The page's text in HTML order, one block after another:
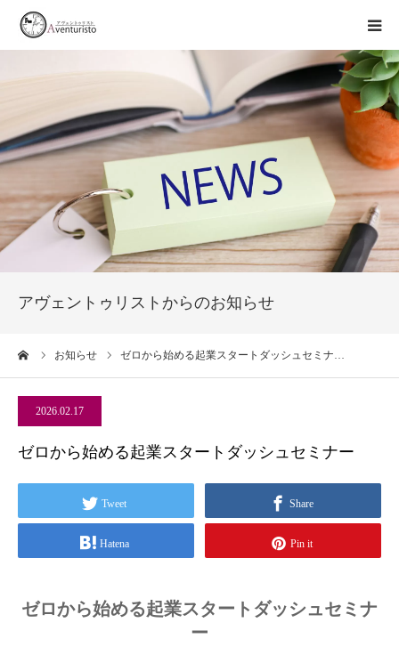
アヴェントゥリストからのお知らせ
お知らせ ゼロから始める起業スタートダッシュセミナ…
2026.02.17
ゼロから始める起業スタートダッシュセミナー
Tweet Share
Hatena Pin it
ゼロから始める起業スタートダッシュセミナ
ー
トップページ
事業案内
お知らせ
企業情報